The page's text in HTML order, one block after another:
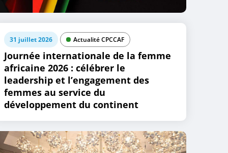
31 juillet 2026 Actualité CPCCAF
Journée internationale de la femme
africaine 2026 : célébrer le
leadership et l’engagement des
femmes au service du
développement du continent